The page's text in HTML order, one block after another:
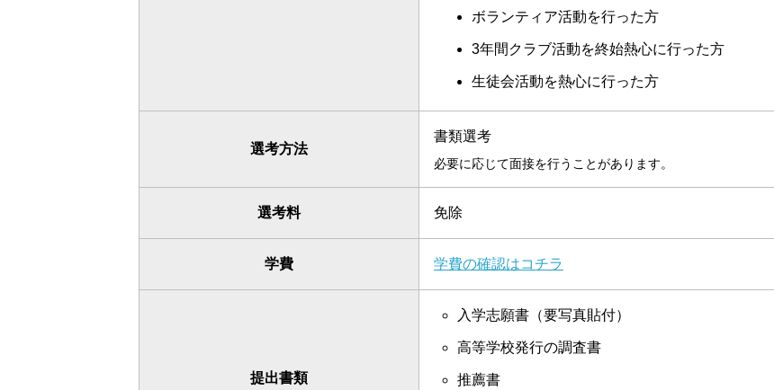
ボランティア活動を行った方
3年間クラブ活動を終始熱心に行った方
生徒会活動を熱心に行った方
選考方法
書類選考
必要に応じて面接を行うことがあります。
選考料 免除
学費 学費の確認はコチラ
提出書類
入学志願書（要写真貼付）
高等学校発行の調査書
推薦書